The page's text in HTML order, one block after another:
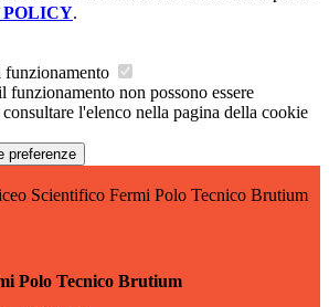
POLICY.
funzionamento
funzionamento non possono essere
l'elenco nella pagina della cookie
preferenze
Scientifico Fermi Polo Tecnico Brutium
Polo Tecnico Brutium